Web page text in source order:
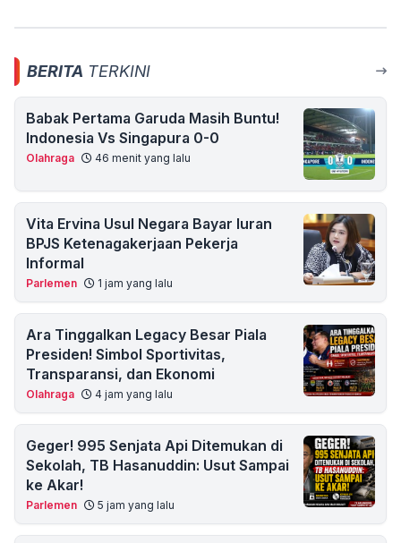
BERITA TERKINI
Babak Pertama Garuda Masih Buntu!
Indonesia Vs Singapura 0-0
Olahraga 46 menit yang lalu
Vita Ervina Usul Negara Bayar Iuran
BPJS Ketenagakerjaan Pekerja
Informal
Parlemen 1 jam yang lalu
Ara Tinggalkan Legacy Besar Piala
Presiden! Simbol Sportivitas,
Transparansi, dan Ekonomi
Olahraga 4 jam yang lalu
Geger! 995 Senjata Api Ditemukan di
Sekolah, TB Hasanuddin: Usut Sampai
ke Akar!
Parlemen 5 jam yang lalu